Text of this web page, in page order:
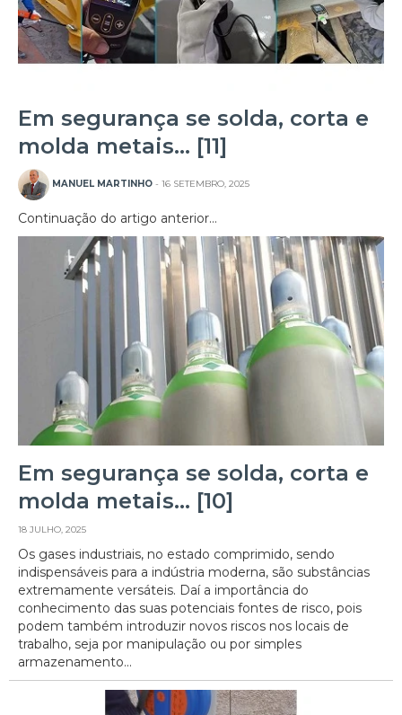
Em segurança se solda, corta e
molda metais… [11]
MANUEL MARTINHO - 16 SETEMBRO, 2025
Continuação do artigo anterior…
Em segurança se solda, corta e
molda metais… [10]
18 JULHO, 2025
Os gases industriais, no estado comprimido, sendo
indispensáveis para a indústria moderna, são substâncias
extremamente versáteis. Daí a importância do
conhecimento das suas potenciais fontes de risco, pois
podem também introduzir novos riscos nos locais de
trabalho, seja por manipulação ou por simples
armazenamento...